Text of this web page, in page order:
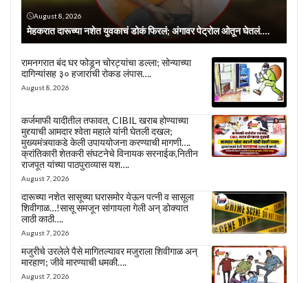
August 8, 2026
मेहकरात दारूच्या नशेत युवकाचं डोकं फिरलं; अंगावर पेट्रोल ओतून घेतलं….
रामनगरात बंद घर फोडून चोरट्यांचा डल्ला; सोन्याच्या
दागिन्यांसह ३० हजारांची रोकड लंपास….
August 8, 2026
कर्जमाफी यादीतील तफावत, CIBIL खराब होण्याच्या
मुद्द्याची आमदार श्वेता महाले यांनी घेतली दखल;
मुख्यमंत्र्याकडे केली उपाययोजना करण्याची मागणी….
क्रांतिकारी शेतकरी संघटनेचे विनायक सरनाईक,नितीन
राजपूत यांच्या पाठपुराव्यास यश….
August 7, 2026
दारूच्या नशेत सासूच्या घरासमोर येऊन पत्नी व सासूला
शिवीगाळ…!सासू समजून सांगायला गेली अन् डोक्यात
लाठी काठी….
August 7, 2026
मजुरीचे उरलेले पैसे मागितल्यावर मजुराला शिवीगाळ अन्
मारहाण; जीवे मारण्याची धमकी….
August 7, 2026